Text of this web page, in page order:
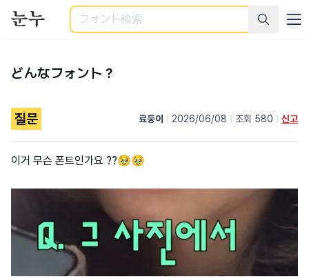
検索
どんなフォント？
질문 료둥이 2026/06/08 조회 580 신고
이거 무슨 폰트인가요 ??🥹🥹